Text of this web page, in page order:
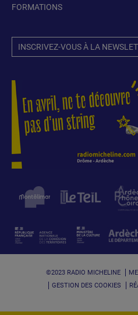
FORMATIONS
INSCRIVEZ-VOUS À LA
©2023 RADIO MICHELINE
GESTION DES COOKIES